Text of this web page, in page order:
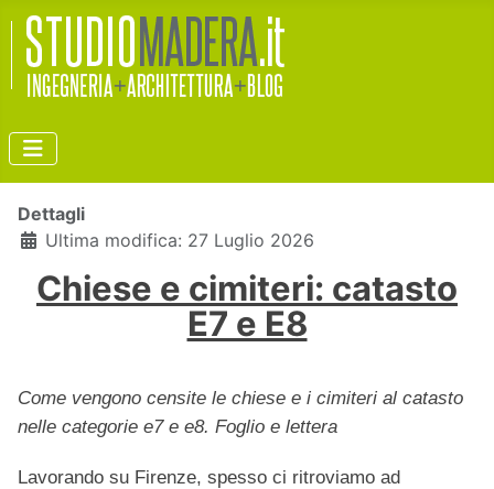
Dettagli
Ultima modifica: 27 Luglio 2026
Chiese e cimiteri: catasto
E7 e E8
Come vengono censite le chiese e i cimiteri al catasto
nelle categorie e7 e e8. Foglio e lettera
Lavorando su Firenze, spesso ci ritroviamo ad